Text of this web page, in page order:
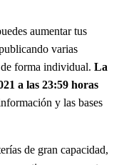
aumentar tus
varias
de forma individual. La
a las 23:59 horas
y las bases
de gran capacidad,